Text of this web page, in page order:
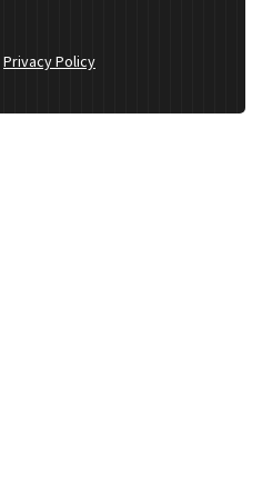
Privacy Policy